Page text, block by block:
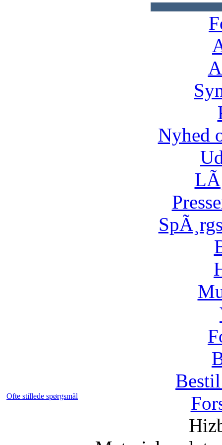
Nyhed
Ofte stillede spørgsmål